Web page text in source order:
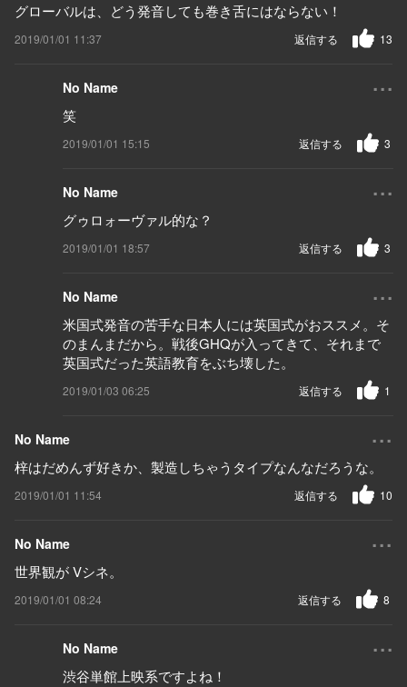
グローバルは、どう発音しても巻き舌にはならない！
2019/01/01 11:37 13
返信する
No Name ...
笑
2019/01/01 15:15 3
返信する
No Name ...
グゥロォーヴァル的な？
2019/01/01 18:57 3
返信する
No Name ...
米国式発音の苦手な日本人には英国式がおススメ。そ
のまんまだから。戦後GHQが入ってきて、それまで
英国式だった英語教育をぶち壊した。
2019/01/03 06:25 1
返信する
No Name ...
梓はだめんず好きか、製造しちゃうタイプなんなだろうな。
2019/01/01 11:54 10
返信する
No Name ...
世界観が Vシネ。
2019/01/01 08:24 8
返信する
No Name ...
渋谷単館上映系ですよね！